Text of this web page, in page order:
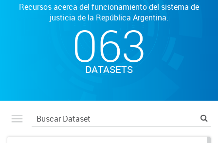
Recursos acerca del funcionamiento del sistema de
justicia de la República Argentina.
063
DATASETS